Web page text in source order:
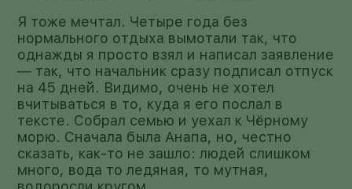
Я тоже мечтал. Четыре года без
нормального отдыха вымотали так, что
однажды я просто взял и написал заявление
— так, что начальник сразу подписал отпуск
на 45 дней. Видимо, очень не хотел
вчитываться в то, куда я его послал в
тексте. Собрал семью и уехал к Чёрному
морю. Сначала была Анапа, но, честно
сказать, как-то не зашло: людей слишком
много, вода то ледяная, то мутная,